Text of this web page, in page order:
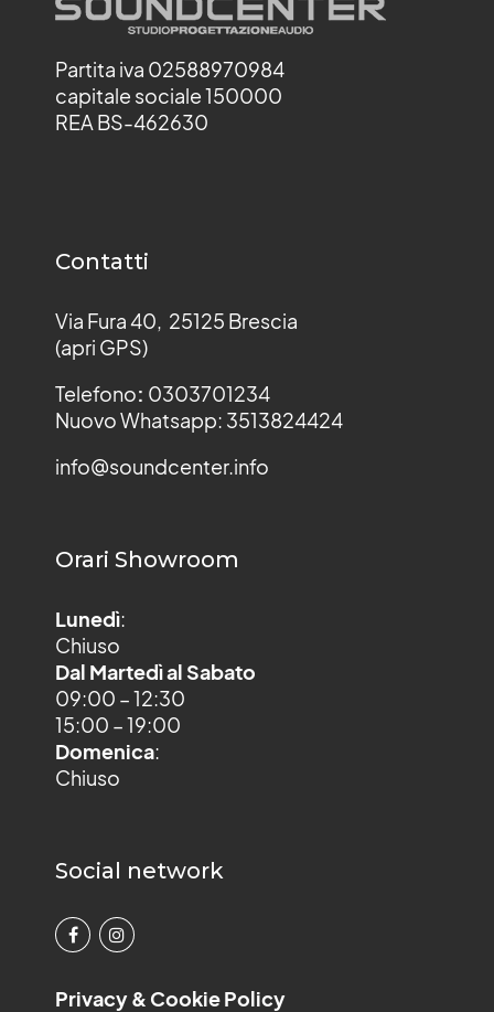
Partita iva 02588970984
capitale sociale 150000
REA BS-462630
Contatti
Via Fura 40, 25125 Brescia
(apri GPS)
Telefono: 0303701234
Nuovo Whatsapp: 3513824424
info@soundcenter.info
Orari Showroom
Lunedì:
Chiuso
Dal Martedì al Sabato
09:00 – 12:30
15:00 – 19:00
Domenica:
Chiuso
Social network
Privacy & Cookie Policy